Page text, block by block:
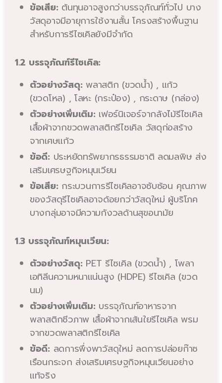
ข้อเสีย: ต้นทุนอาจสูงกว่าบรรจุภัณฑ์ทั่วไป บาง
วัสดุอาจมีอายุการใช้งานสั้น โครงสร้างพื้นฐาน
สำหรับการรีไซเคิลยังมีจำกัด
1.2 บรรจุภัณฑ์รีไซเคิล:
ตัวอย่างวัสดุ: พลาสติก (ขวดน้ำ) , แก้ว
(ขวดโหล) , โลหะ (กระป๋อง) , กระดาษ (กล่อง)
ตัวอย่างเพิ่มเติม: เฟอร์นิเจอร์จากลังไม้รีไซเคิล
เสื้อผ้าจากขวดพลาสติกรีไซเคิล วัสดุก่อสร้าง
จากเศษแก้ว
ข้อดี: ประหยัดทรัพยากรธรรมชาติ ลดมลพิษ ส่ง
เสริมเศรษฐกิจหมุนเวียน
ข้อเสีย: กระบวนการรีไซเคิลอาจซับซ้อน คุณภาพ
ของวัสดุรีไซเคิลอาจด้อยกว่าวัสดุใหม่ ผู้บริโภค
บางกลุ่มอาจมีความกังวลด้านสุขอนามัย
1.3 บรรจุภัณฑ์หมุนเวียน:
ตัวอย่างวัสดุ: PET รีไซเคิล (ขวดน้ำ) , โพลา
เอทิลีนความหนาแน่นสูง (HDPE) รีไซเคิล (ขวด
นม)
ตัวอย่างเพิ่มเติม: บรรจุภัณฑ์อาหารจาก
พลาสติกชีวภาพ เสื้อผ้าจากเส้นใยรีไซเคิล พรม
จากขวดพลาสติกรีไซเคิล
ข้อดี: ลดการพึ่งพาวัสดุใหม่ ลดการปล่อยก๊าซ
เรือนกระจก ส่งเสริมเศรษฐกิจหมุนเวียนอย่าง
แท้จริง